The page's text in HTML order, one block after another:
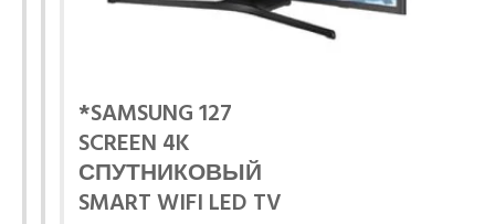
*SAMSUNG 127
SCREEN 4K
СПУТНИКОВЫЙ
SMART WIFI LED TV